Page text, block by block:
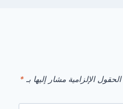
الحقول الإلزامية مشار إليها بـ *